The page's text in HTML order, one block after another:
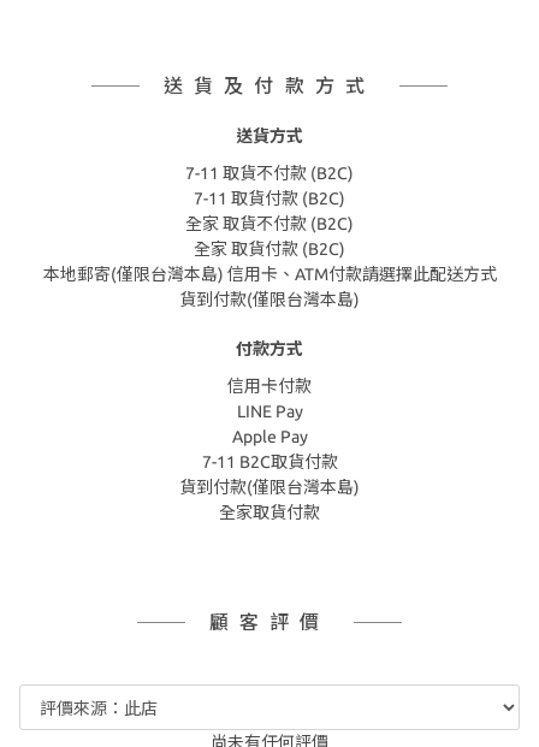
送貨及付款方式
送貨方式
7-11 取貨不付款 (B2C)
7-11 取貨付款 (B2C)
全家 取貨不付款 (B2C)
全家 取貨付款 (B2C)
本地郵寄(僅限台灣本島) 信用卡、ATM付款請選擇此配送方式
貨到付款(僅限台灣本島)
付款方式
信用卡付款
LINE Pay
Apple Pay
7-11 B2C取貨付款
貨到付款(僅限台灣本島)
全家取貨付款
顧客評價
尚未有任何評價